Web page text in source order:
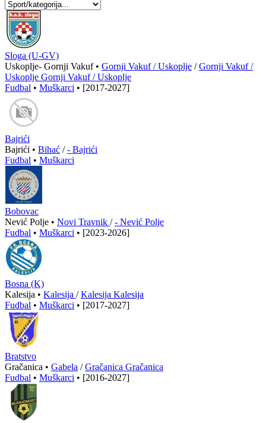
Sloga (U-GV)
Uskoplje- Gornji Vakuf • Gornji Vakuf / Uskoplje /Gornji Vakuf /
Uskoplje Gornji Vakuf / Uskoplje
Fudbal • Muškarci • [2017-2027]
Bajrići
Bajrići • Bihać /- Bajrići
Fudbal • Muškarci
Bobovac
Nević Polje • Novi Travnik /- Nević Polje
Fudbal • Muškarci • [2023-2026]
Bosna (K)
Kalesija • Kalesija /Kalesija Kalesija
Fudbal • Muškarci • [2017-2027]
Bratstvo
Gračanica • Gabela /Gračanica Gračanica
Fudbal • Muškarci • [2016-2027]